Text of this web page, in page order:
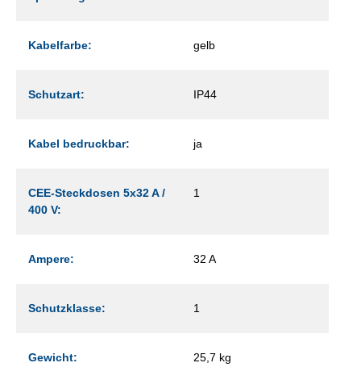
Kabelfarbe: gelb
Schutzart: IP44
Kabel bedruckbar: ja
CEE-Steckdosen 5x32 A /
400 V:
1
Ampere: 32 A
Schutzklasse: 1
Gewicht: 25,7 kg